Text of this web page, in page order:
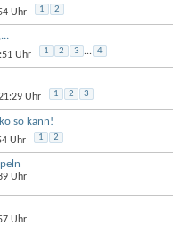
Uhr 1 2
Uhr 1 2 3 ... 4
Uhr 1 2 3
so kann!
Uhr 1 2
Uhr
Uhr